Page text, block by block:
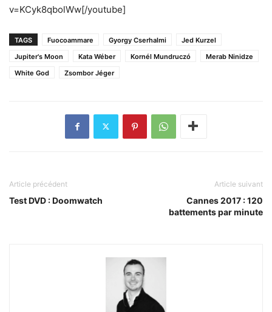
v=KCyk8qbolWw[/youtube]
TAGS Fuocoammare Gyorgy Cserhalmi
Jed Kurzel
Jupiter's Moon
Kata Wéber Kornél Mundruczó
Merab Ninidze
White God
Zsombor Jéger
Article précédent
Test DVD : Doomwatch
Article suivant
Cannes 2017 : 120
battements par minute